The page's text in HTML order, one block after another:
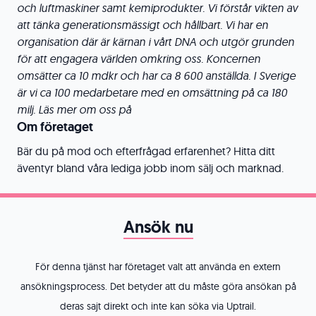
och luftmaskiner samt kemiprodukter. Vi förstår vikten av
att tänka generationsmässigt och hållbart. Vi har en
organisation därär kärnan i vårt DNA och utgör grunden
för att engagera världen omkring oss. Koncernen
omsätter ca 10 mdkr och har ca 8 600 anställda. I Sverige
är vi ca 100 medarbetare med en omsättning på ca 180
milj. Läs mer om oss på
Om företaget
Bär du på mod och efterfrågad erfarenhet? Hitta ditt
äventyr bland våra lediga jobb inom sälj och marknad.
Ansök nu
För denna tjänst har företaget valt att använda en extern
ansökningsprocess. Det betyder att du måste göra ansökan på
deras sajt direkt och inte kan söka via Uptrail.